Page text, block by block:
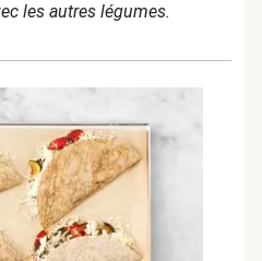
les autres légumes.